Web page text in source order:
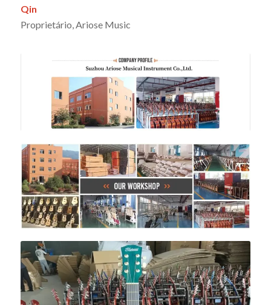
Qin
Proprietário, Ariose Music